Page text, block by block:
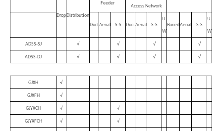
Access Network
DropDistribution
Feeder
DuctAerial S-S DuctAerial S-S
U-
W
BuriedAerial S-S
U-
W
ADSS-SJ √ √ √ √
ADSS-DJ √ √ √ √
GJXH √
GJXFH √
GJYXCH √ √
GJYXFCH √ √